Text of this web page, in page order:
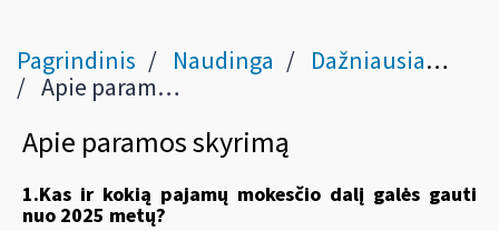
Pagrindinis Naudinga Dažniausiai užduodami klausimai
Apie paramos skyrimą
Apie paramos skyrimą
1.Kas ir kokią pajamų mokesčio dalį galės gauti
nuo 2025 metų?